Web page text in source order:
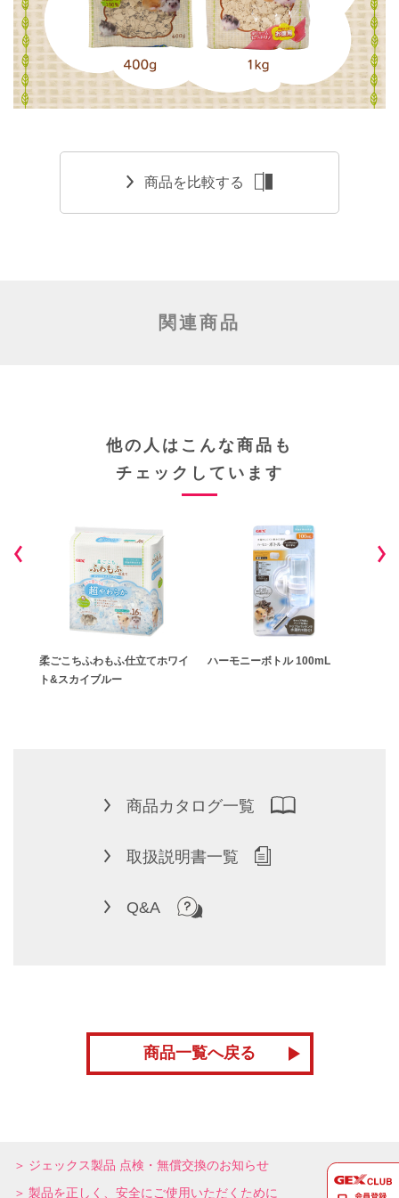
商品を比較する
関連商品
他の人はこんな商品も
チェックしています
柔ごこちふわもふ仕立てホワイ
ト&スカイブルー
ハーモニーボトル 100mL
商品カタログ一覧
取扱説明書一覧
Q&A
商品一覧へ戻る
ジェックス製品 点検・無償交換のお知らせ
製品を正しく、安全にご使用いただくために